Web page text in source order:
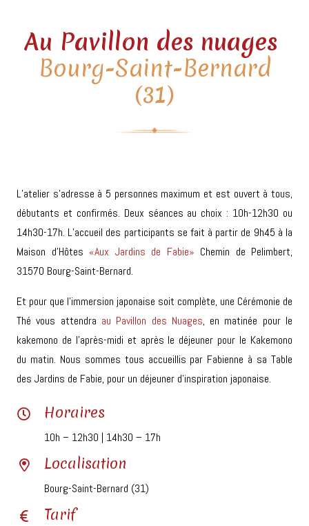
Au Pavillon des nuages
Bourg-Saint-Bernard
(31)
L’atelier s’adresse à 5 personnes maximum et est ouvert à tous,
débutants et confirmés. Deux séances au choix : 10h-12h30 ou
14h30-17h. L’accueil des participants se fait à partir de 9h45 à la
Maison d’Hôtes «Aux Jardins de Fabie» Chemin de Pelimbert,
31570 Bourg-Saint-Bernard.
Et pour que l’immersion japonaise soit complète, une Cérémonie de
Thé vous attendra au Pavillon des Nuages, en matinée pour le
kakemono de l’après-midi et après le déjeuner pour le Kakemono
du matin. Nous sommes tous accueillis par Fabienne à sa Table
des Jardins de Fabie, pour un déjeuner d’inspiration japonaise.
Horaires
10h – 12h30 | 14h30 – 17h
Localisation
Bourg-Saint-Bernard (31)
Tarif